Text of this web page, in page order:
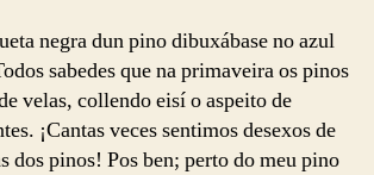
negra dun pino dibuxábase no azul
sabedes que na primaveira os pinos
velas, collendo eisí o aspeito de
¡Cantas veces sentimos desexos de
dos pinos! Pos ben; perto do meu pino